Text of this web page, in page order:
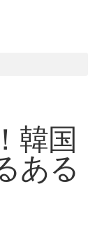
韓国
ある